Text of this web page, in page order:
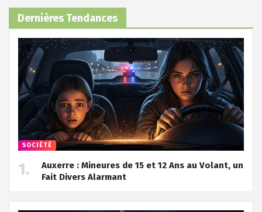
Dernières Tendances
SOCIÉTÉ
Auxerre : Mineures de 15 et 12 Ans au Volant, un
Fait Divers Alarmant